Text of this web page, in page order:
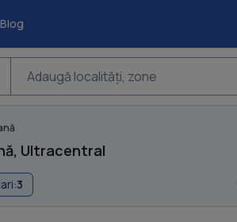
Blog
Adaugă localități, zone
Ultracentral
3